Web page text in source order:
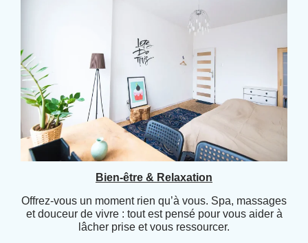
Bien-être & Relaxation
Offrez-vous un moment rien qu’à vous. Spa, massages
et douceur de vivre : tout est pensé pour vous aider à
lâcher prise et vous ressourcer.